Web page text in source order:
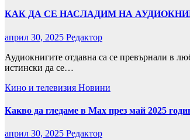
КАК ДА СЕ НАСЛАДИМ НА
април 30, 2025 Редактор
Аудиокнигите отдавна са се превърнали в
истински да се…
Кино и телевизия Новини
Какво да гледаме в Max през май 2025
април 30, 2025 Редактор